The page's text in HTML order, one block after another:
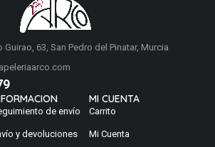
63, San Pedro del Pinatar, Murcia
de envío
y devoluciones
MI CUENTA
Carrito
Mi Cuenta